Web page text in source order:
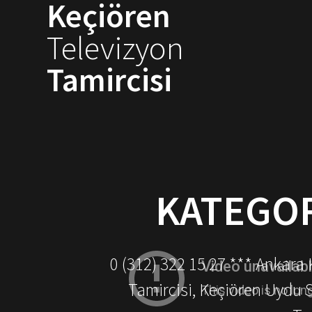
Keçiören
Televizyon
Tamircisi
0 (312) 322 15 27 ***
Tamircisi, Keçiören Uydu